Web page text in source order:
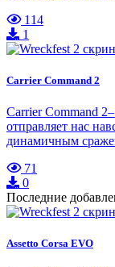
114
1
Carrier Command 2
Carrier Command
отправляет нас
динамичным
71
0
Последние
Assetto Corsa EVO